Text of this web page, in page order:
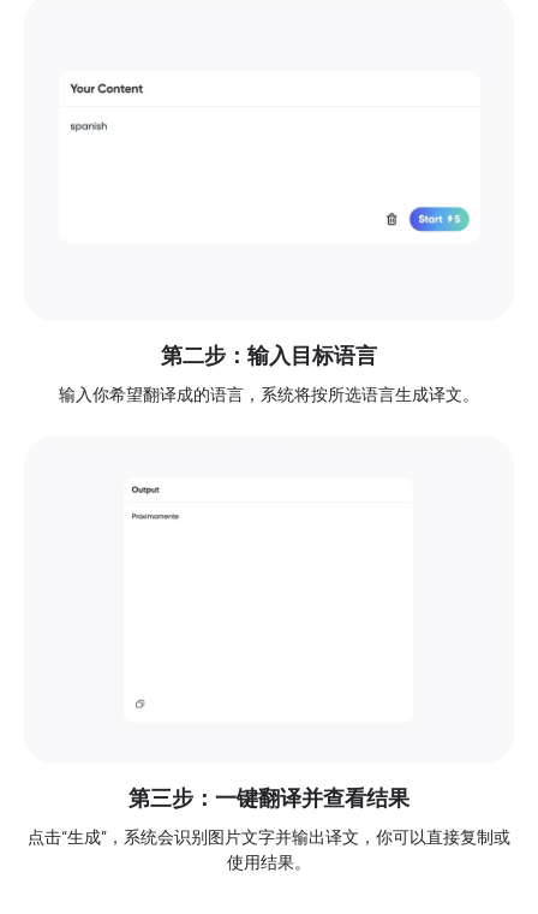
第二步：输入目标语言
输入你希望翻译成的语言，系统将按所选语言生成译文。
第三步：一键翻译并查看结果
点击“生成”，系统会识别图片文字并输出译文，你可以直接复制或
使用结果。